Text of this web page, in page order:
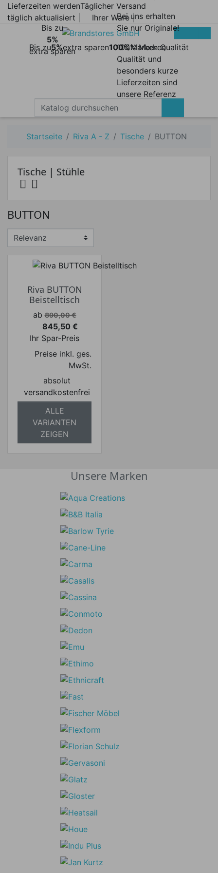
Lieferzeiten werden
täglich aktualisiert |
Täglicher Versand
Ihrer Ware |
Bis zu5%extra sparen
Bis zu
5%
extra sparen
100%Marken Qualität
Bei uns erhalten
Sie nur Originale!
100% Marken
Qualität und
besonders kurze
Lieferzeiten sind
unsere Referenz
Startseite Riva A - Z Tische BUTTON
Preis von
Tische | Stühle
 
BUTTON
Riva BUTTON
Beistelltisch
Verkaufspreis
ab 890,00 €
Preis
845,50 €
Ihr Spar-Preis
Preise inkl. ges.
MwSt.
absolut
versandkostenfrei
ALLE
VARIANTEN
ZEIGEN
Unsere Marken